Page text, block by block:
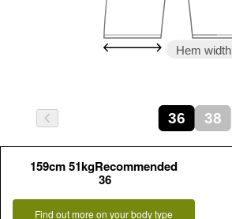
Hem width
36 38
159cm 51kgRecommended
36
Find out more on your body type